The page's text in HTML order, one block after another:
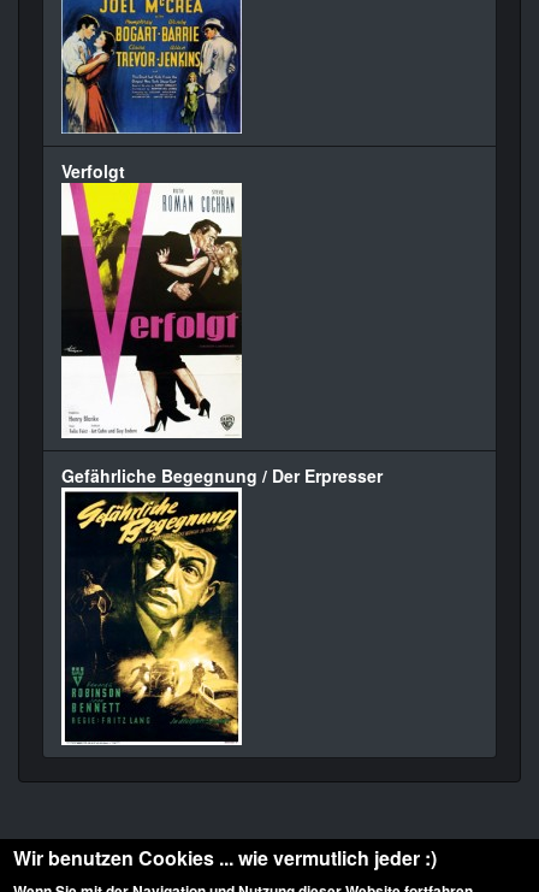
Verfolgt
Gefährliche Begegnung / Der Erpresser
Wir benutzen Cookies ... wie vermutlich jeder :)